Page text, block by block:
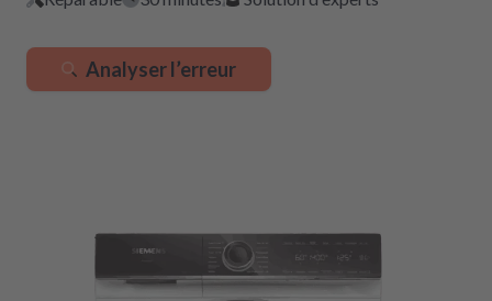
Analyser l’erreur